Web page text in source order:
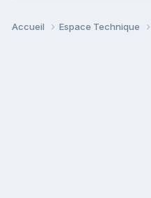
Accueil Espace Technique